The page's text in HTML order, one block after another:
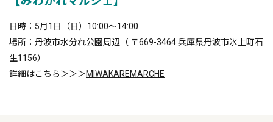
日時：5月1日（日）10:00～14:00
場所：丹波市水分れ公園周辺（ 〒669-3464 兵庫県丹波市氷上町石
生1156）
詳細はこちら＞＞＞MIWAKAREMARCHE